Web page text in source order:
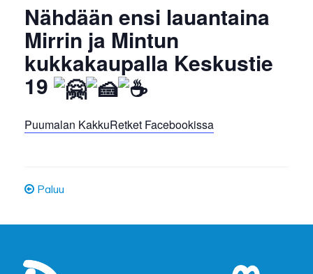
Nähdään ensi lauantaina
Mirrin ja Mintun
kukkakaupalla Keskustie
19
Puumalan KakkuRetket Facebookissa
Paluu